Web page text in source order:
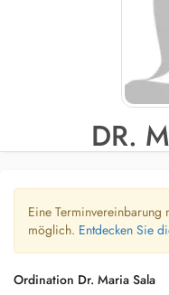
DR.
Eine
möglich. Entdecken Sie
Ordination Dr. Maria Sala